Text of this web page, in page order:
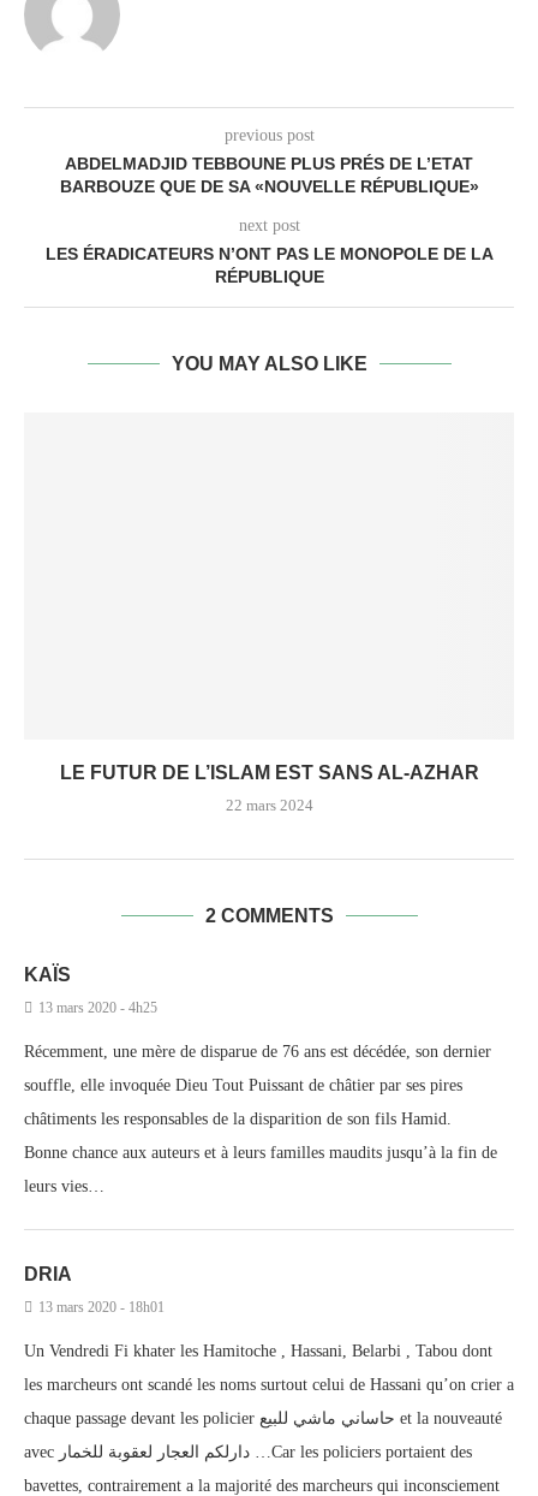
previous post
ABDELMADJID TEBBOUNE PLUS PRÉS DE L’ETAT
BARBOUZE QUE DE SA «NOUVELLE RÉPUBLIQUE»
next post
LES ÉRADICATEURS N’ONT PAS LE MONOPOLE DE LA
RÉPUBLIQUE
YOU MAY ALSO LIKE
LE FUTUR DE L’ISLAM EST SANS AL-AZHAR
22 mars 2024
2 COMMENTS
KAÏS
13 mars 2020 - 4h25
Récemment, une mère de disparue de 76 ans est décédée, son dernier
souffle, elle invoquée Dieu Tout Puissant de châtier par ses pires
châtiments les responsables de la disparition de son fils Hamid.
Bonne chance aux auteurs et à leurs familles maudits jusqu’à la fin de
leurs vies…
DRIA
13 mars 2020 - 18h01
Un Vendredi Fi khater les Hamitoche , Hassani, Belarbi , Tabou dont
les marcheurs ont scandé les noms surtout celui de Hassani qu’on crier a
chaque passage devant les policier حاساني ماشي للبيع et la nouveauté
avec دارلكم العجار لعقوبة للخمار …Car les policiers portaient des
bavettes, contrairement a la majorité des marcheurs qui inconsciement